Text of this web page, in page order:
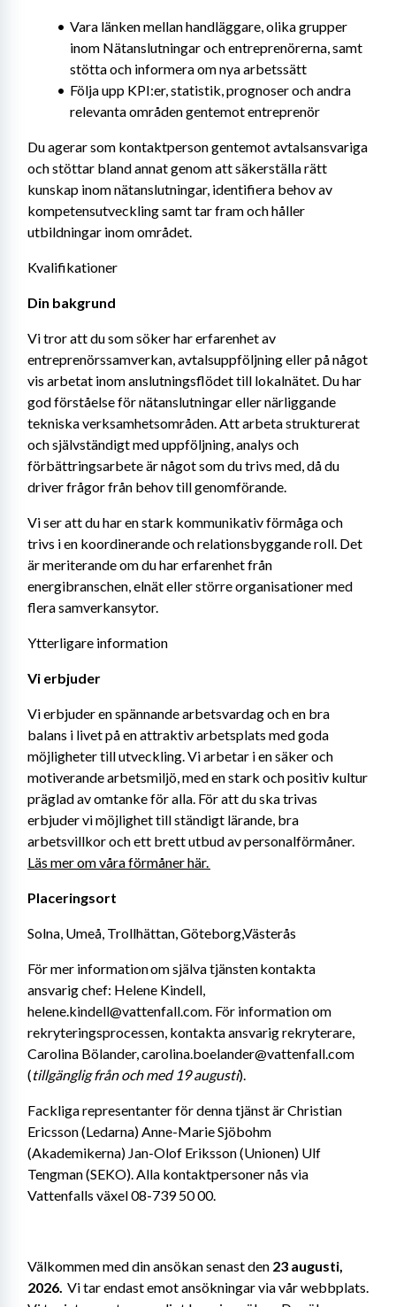
Vara länken mellan handläggare, olika grupper
inom Nätanslutningar och entreprenörerna, samt
stötta och informera om nya arbetssätt
Följa upp KPI:er, statistik, prognoser och andra
relevanta områden gentemot entreprenör
Du agerar som kontaktperson gentemot avtalsansvariga
och stöttar bland annat genom att säkerställa rätt
kunskap inom nätanslutningar, identifiera behov av
kompetensutveckling samt tar fram och håller
utbildningar inom området.
Kvalifikationer
Din bakgrund
Vi tror att du som söker har erfarenhet av
entreprenörssamverkan, avtalsuppföljning eller på något
vis arbetat inom anslutningsflödet till lokalnätet. Du har
god förståelse för nätanslutningar eller närliggande
tekniska verksamhetsområden. Att arbeta strukturerat
och självständigt med uppföljning, analys och
förbättringsarbete är något som du trivs med, då du
driver frågor från behov till genomförande.
Vi ser att du har en stark kommunikativ förmåga och
trivs i en koordinerande och relationsbyggande roll. Det
är meriterande om du har erfarenhet från
energibranschen, elnät eller större organisationer med
flera samverkansytor.
Ytterligare information
Vi erbjuder
Vi erbjuder en spännande arbetsvardag och en bra
balans i livet på en attraktiv arbetsplats med goda
möjligheter till utveckling. Vi arbetar i en säker och
motiverande arbetsmiljö, med en stark och positiv kultur
präglad av omtanke för alla. För att du ska trivas
erbjuder vi möjlighet till ständigt lärande, bra
Läs mer om våra förmåner här.
Placeringsort
Solna, Umeå, Trollhättan, Göteborg,Västerås
För mer information om själva tjänsten kontakta
ansvarig chef: Helene Kindell,
helene.kindell@vattenfall.com. För information om
rekryteringsprocessen, kontakta ansvarig rekryterare,
Carolina Bölander, carolina.boelander@vattenfall.com
(tillgänglig från och med 19 augusti).
Fackliga representanter för denna tjänst är Christian
Ericsson (Ledarna) Anne-Marie Sjöbohm
(Akademikerna) Jan-Olof Eriksson (Unionen) Ulf
Tengman (SEKO). Alla kontaktpersoner nås via
Vattenfalls växel 08-739 50 00.
Välkommen med din ansökan senast den 23 augusti,
2026. Vi tar endast emot ansökningar via vår webbplats.